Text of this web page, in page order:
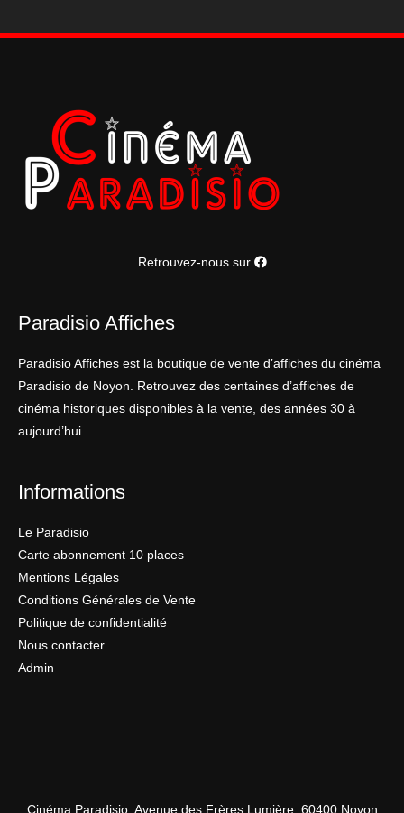
Retrouvez-nous sur
Paradisio Affiches
Paradisio Affiches est la boutique de vente d’affiches du cinéma
Paradisio de Noyon. Retrouvez des centaines d’affiches de
cinéma historiques disponibles à la vente, des années 30 à
aujourd’hui.
Informations
Le Paradisio
Carte abonnement 10 places
Mentions Légales
Conditions Générales de Vente
Politique de confidentialité
Nous contacter
Admin
Cinéma Paradisio, Avenue des Frères Lumière, 60400 Noyon